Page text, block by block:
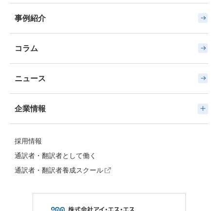
事例紹介
コラム
ニュース
企業情報
採用情報
通訳者・翻訳者として働く
通訳者・翻訳者養成スクール